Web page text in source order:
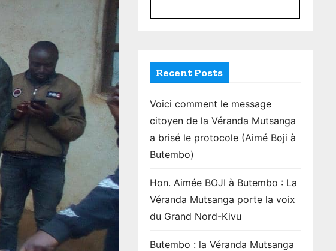
Recent Posts
Voici comment le message
citoyen de la Véranda Mutsanga
a brisé le protocole (Aimé Boji à
Butembo)
Hon. Aimée BOJI à Butembo : La
Véranda Mutsanga porte la voix
du Grand Nord-Kivu
Butembo : la Véranda Mutsanga